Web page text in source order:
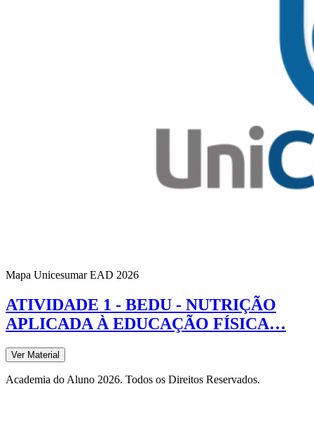
Mapa Unicesumar EAD 2026
ATIVIDADE 1 - BEDU - NUTRIÇÃO
APLICADA À EDUCAÇÃO FÍSICA…
Ver Material
Academia do Aluno 2026. Todos os Direitos Reservados.